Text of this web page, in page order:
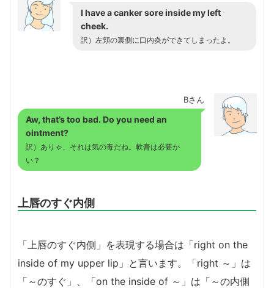
I have a canker sore inside my left
cheek.
訳）左頬の裏側に口内炎ができてしまったよ。
Bさん
Aw, that’s too bad. Do you need an
ointment?
訳）ありゃ、それは気の毒だね。軟膏は必要か
い？
上唇のすぐ内側
「上唇のすぐ内側」を表現する場合は「right on the
inside of my upper lip」と言います。「right ～」は
「～のすぐ」、「on the inside of ～」は「～の内側